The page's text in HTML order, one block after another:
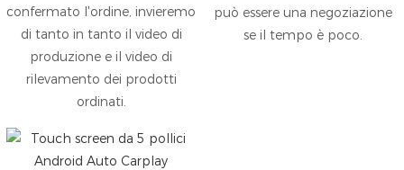
confermato l'ordine, invieremo
di tanto in tanto il video di
produzione e il video di
rilevamento dei prodotti
ordinati.
può essere una negoziazione
se il tempo è poco.